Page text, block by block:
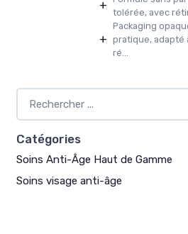
+
tolérée, avec
+
Packaging
pratique, adapté
ré...
Catégories
Soins Anti-Âge Haut de Gamme
Soins visage anti-âge